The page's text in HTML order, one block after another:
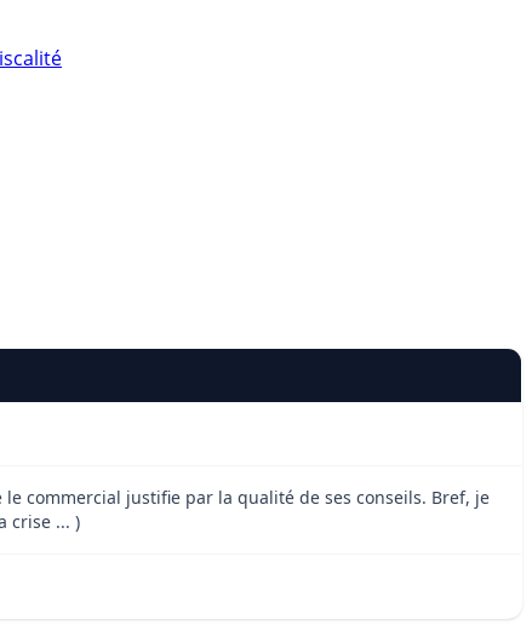
commercial justifie par la qualité de ses conseils. Bref, je
crise ... )